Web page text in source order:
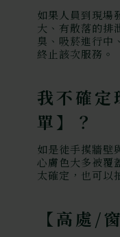
如果人員到現場
大、有散落的排
臭、吸菸進行中
終止該次服務。
我不確定
單】？
如是徒手摸牆壁
心膚色大多被覆
太確定，也可以
【高處/